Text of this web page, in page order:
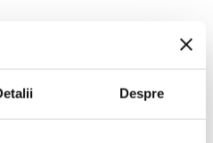
Despre
Actions